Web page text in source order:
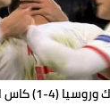
كاس امم اوروبا